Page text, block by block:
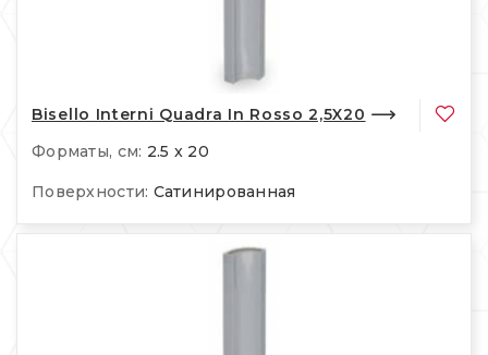
Bisello Interni Quadra In Rosso 2,5X20
Форматы, см: 2.5 x 20
Поверхности: Сатинированная